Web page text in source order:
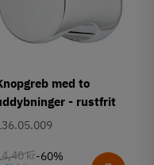
med to
- rustfrit
kr-60%